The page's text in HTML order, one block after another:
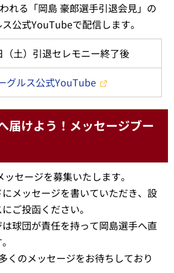
れる「岡島 豪郎選手引退会見」の
公式YouTubeで配信します。
（土）引退セレモニー終了後
グルス公式YouTube
届けよう！メッセージブー
セージを募集いたします。
メッセージを書いていただき、設
ご投函ください。
球団が責任を持って岡島選手へ直
くのメッセージをお待ちしており